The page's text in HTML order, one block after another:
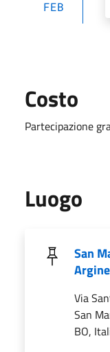
FEB
Costo
Partecipazione
Luogo
San
Argine
Via
San
BO,